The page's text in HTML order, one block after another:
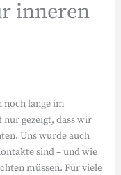
inneren
noch lange im
gezeigt, dass wir
Uns wurde auch
sind – und wie
müssen. Für viele